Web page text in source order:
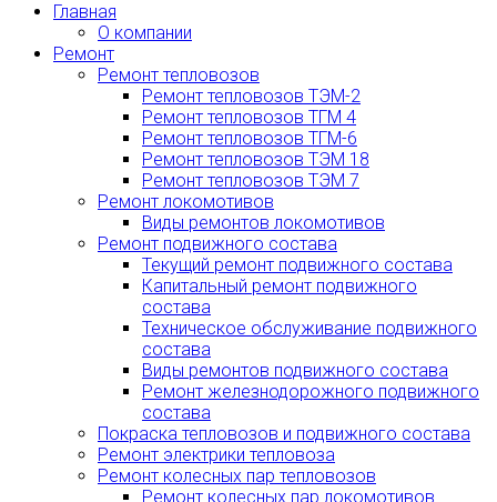
Главная
О компании
Ремонт
Ремонт тепловозов
Ремонт тепловозов ТЭМ-2
Ремонт тепловозов ТГМ 4
Ремонт тепловозов ТГМ-6
Ремонт тепловозов ТЭМ 18
Ремонт тепловозов ТЭМ 7
Ремонт локомотивов
Виды ремонтов локомотивов
Ремонт подвижного состава
Текущий ремонт подвижного состава
Капитальный ремонт подвижного
состава
Техническое обслуживание подвижного
состава
Виды ремонтов подвижного состава
Ремонт железнодорожного подвижного
состава
Покраска тепловозов и подвижного состава
Ремонт электрики тепловоза
Ремонт колесных пар тепловозов
Ремонт колесных пар локомотивов